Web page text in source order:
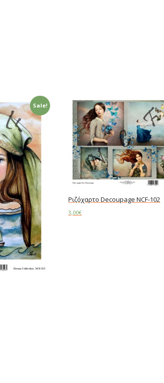
Sale!
Ριζόχαρτο Decoupage NCF-102
3,00€